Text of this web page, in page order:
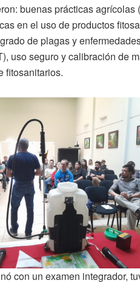
buenas prácticas agrícolas
en el uso de productos
de plagas y
uso seguro y calibración de
fitosanitarios.
con un examen integrador,